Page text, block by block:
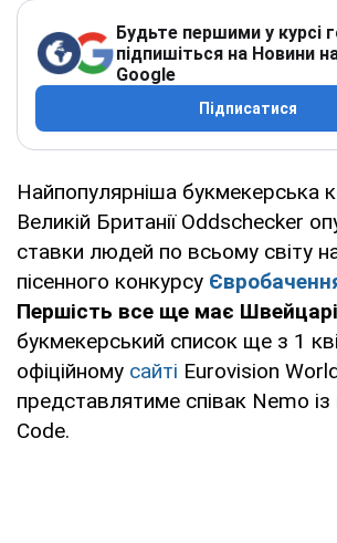
Будьте першими у курсі
підпишіться на Новини
Google
Підписатися
Найпопулярніша букмекерська
Великій Британії Oddschecker
ставки людей по всьому світу
пісенного конкурсу
Першість все ще має
букмекерський список ще з 1
офіційному сайті Eurovision
представлятиме співак Nemo
Code.